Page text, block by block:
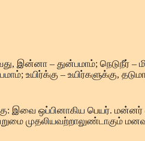
இன்னா – துன்பமாம்; நெடுநீர் –
உயிர்க்கு – உயிர்களுக்கு,
ஒப்பினாகிய பெயர். மன்னர்
முதலியவற்றாலுண்டாகும்